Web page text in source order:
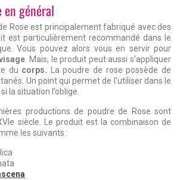
en général
Rose est principalement fabriqué avec des
est particulièrement recommandé dans le
Vous pouvez alors vous en servir pour
. Mais, le produit peut aussi s’appliquer
du corps. La poudre de rose possède de
Un point qui permet de l’utiliser dans le
si la situation l’oblige.
productions de poudre de Rose sont
siècle. Le produit est la combinaison de
les suivants :